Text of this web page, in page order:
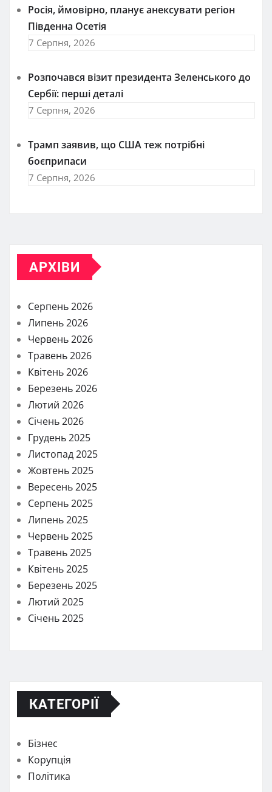
Росія, ймовірно, планує анексувати регіон
Південна Осетія
7 Серпня, 2026
Розпочався візит президента Зеленського до
Сербії: перші деталі
7 Серпня, 2026
Трамп заявив, що США теж потрібні
боєприпаси
7 Серпня, 2026
АРХІВИ
Серпень 2026
Липень 2026
Червень 2026
Травень 2026
Квітень 2026
Березень 2026
Лютий 2026
Січень 2026
Грудень 2025
Листопад 2025
Жовтень 2025
Вересень 2025
Серпень 2025
Липень 2025
Червень 2025
Травень 2025
Квітень 2025
Березень 2025
Лютий 2025
Січень 2025
КАТЕГОРІЇ
Бізнес
Корупція
Політика